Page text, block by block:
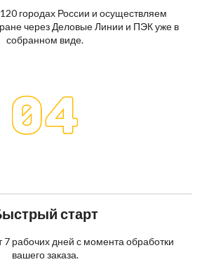
городах России и осуществляем
через Деловые Линии и ПЭК уже в
собранном виде.
старт
7 рабочих дней с момента обработки
вашего заказа.